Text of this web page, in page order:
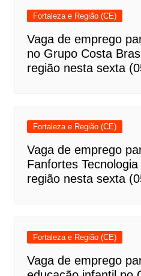
Fortaleza e Região (CE)
Vaga de emprego
no Grupo Costa
região nesta sexta
Fortaleza e Região (CE)
Vaga de emprego
Fanfortes
região nesta sexta
Fortaleza e Região (CE)
Vaga de emprego